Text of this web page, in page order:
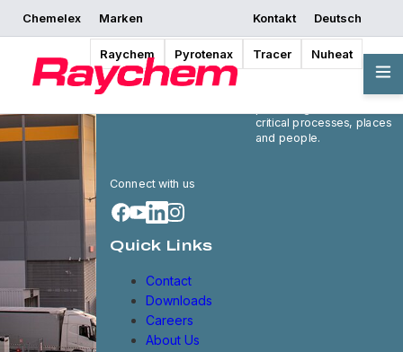
Chemelex Marken
Raychem Pyrotenax Tracer Nuheat
Kontakt Deutsch
leader in electric thermal
and sensing solutions,
critical processes, places
and people.
Connect with us
Quick Links
Contact
Downloads
Careers
About Us